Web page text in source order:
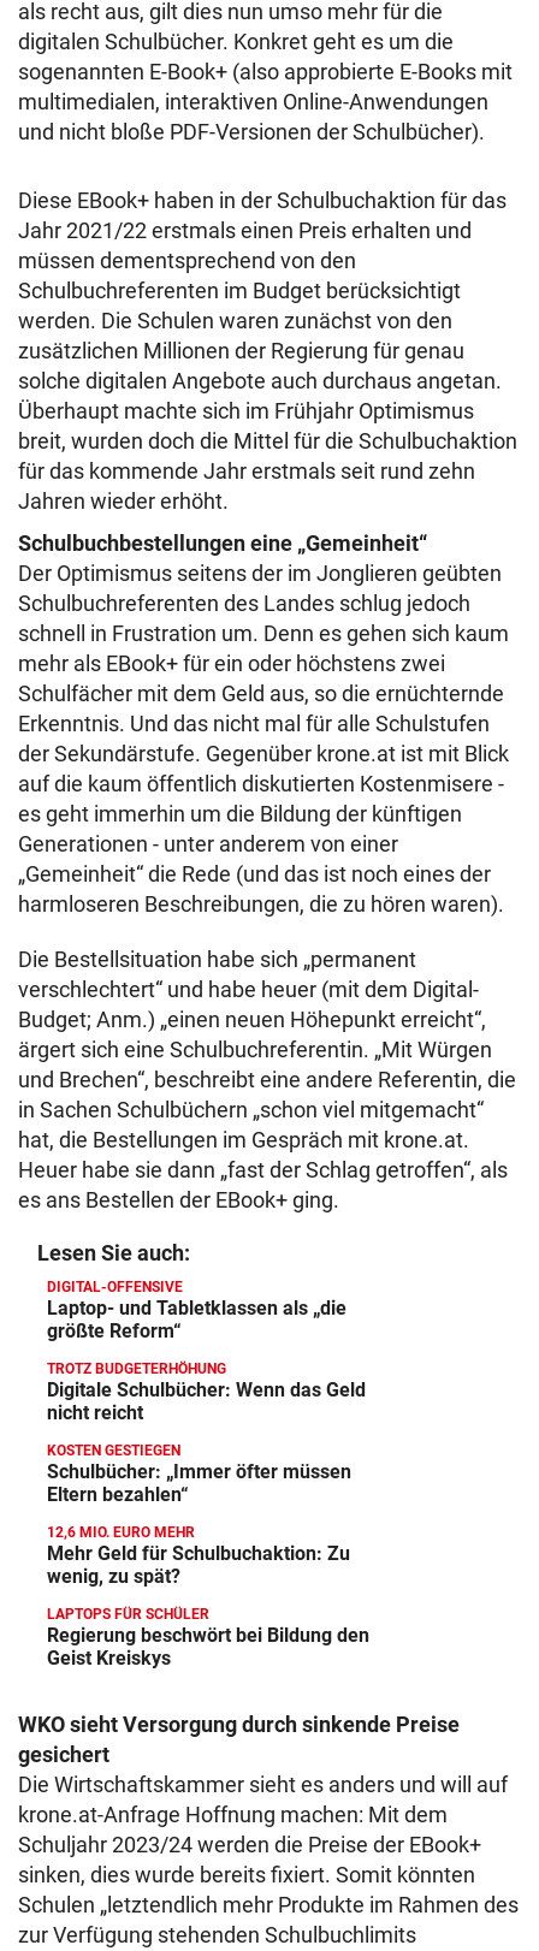
als recht aus, gilt dies nun umso mehr für die
digitalen Schulbücher. Konkret geht es um die
sogenannten E-Book+ (also approbierte E-Books mit
multimedialen, interaktiven Online-Anwendungen
und nicht bloße PDF-Versionen der Schulbücher).
Diese EBook+ haben in der Schulbuchaktion für das
Jahr 2021/22 erstmals einen Preis erhalten und
müssen dementsprechend von den
Schulbuchreferenten im Budget berücksichtigt
werden. Die Schulen waren zunächst von den
zusätzlichen Millionen der Regierung für genau
solche digitalen Angebote auch durchaus angetan.
Überhaupt machte sich im Frühjahr Optimismus
breit, wurden doch die Mittel für die Schulbuchaktion
für das kommende Jahr erstmals seit rund zehn
Jahren wieder erhöht.
Schulbuchbestellungen eine „Gemeinheit“
Der Optimismus seitens der im Jonglieren geübten
Schulbuchreferenten des Landes schlug jedoch
schnell in Frustration um. Denn es gehen sich kaum
mehr als EBook+ für ein oder höchstens zwei
Schulfächer mit dem Geld aus, so die ernüchternde
Erkenntnis. Und das nicht mal für alle Schulstufen
der Sekundärstufe. Gegenüber krone.at ist mit Blick
auf die kaum öffentlich diskutierten Kostenmisere -
es geht immerhin um die Bildung der künftigen
Generationen - unter anderem von einer
„Gemeinheit“ die Rede (und das ist noch eines der
harmloseren Beschreibungen, die zu hören waren).
Die Bestellsituation habe sich „permanent
verschlechtert“ und habe heuer (mit dem Digital-
Budget; Anm.) „einen neuen Höhepunkt erreicht“,
ärgert sich eine Schulbuchreferentin. „Mit Würgen
und Brechen“, beschreibt eine andere Referentin, die
in Sachen Schulbüchern „schon viel mitgemacht“
hat, die Bestellungen im Gespräch mit krone.at.
Heuer habe sie dann „fast der Schlag getroffen“, als
es ans Bestellen der EBook+ ging.
Lesen Sie auch:
DIGITAL-OFFENSIVE
Laptop- und Tabletklassen als „die
größte Reform“
TROTZ BUDGETERHÖHUNG
Digitale Schulbücher: Wenn das Geld
nicht reicht
KOSTEN GESTIEGEN
Schulbücher: „Immer öfter müssen
Eltern bezahlen“
12,6 MIO. EURO MEHR
Mehr Geld für Schulbuchaktion: Zu
wenig, zu spät?
LAPTOPS FÜR SCHÜLER
Regierung beschwört bei Bildung den
Geist Kreiskys
WKO sieht Versorgung durch sinkende Preise
gesichert
Die Wirtschaftskammer sieht es anders und will auf
krone.at-Anfrage Hoffnung machen: Mit dem
Schuljahr 2023/24 werden die Preise der EBook+
sinken, dies wurde bereits fixiert. Somit könnten
Schulen „letztendlich mehr Produkte im Rahmen des
zur Verfügung stehenden Schulbuchlimits